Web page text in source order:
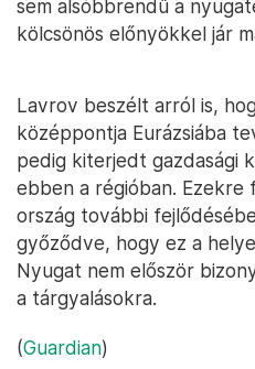
sem alsóbbrendű a
kölcsönös előnyökkel jár
Lavrov beszélt arról is,
középpontja Eurázsiába
pedig kiterjedt gazdasági
ebben a régióban. Ezekre
ország további
győződve, hogy ez a
Nyugat nem először
a tárgyalásokra.
(Guardian)